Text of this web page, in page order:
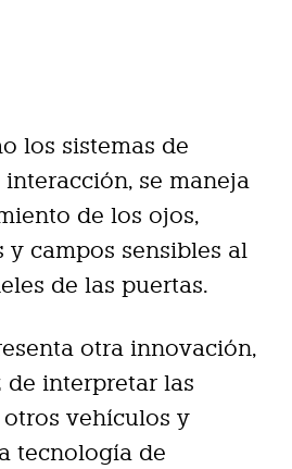
los sistemas de
se maneja
de los ojos,
y campos sensibles al
de las puertas.
otra innovación,
de interpretar las
vehículos y
tecnología de